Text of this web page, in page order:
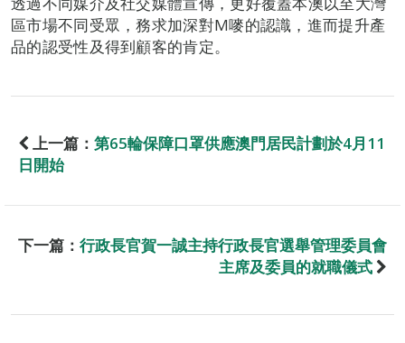
區市場不同受眾，務求加深對M嘜的認識，進而提升產
品的認受性及得到顧客的肯定。
上一篇： 第65輪保障口罩供應澳門居民計劃於4月11
日開始
下一篇： 行政長官賀一誠主持行政長官選舉管理委員會
主席及委員的就職儀式